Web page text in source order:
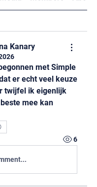
Kanary
met Simple
er echt veel keuze
twijfel ik eigenlijk
mee kan
6